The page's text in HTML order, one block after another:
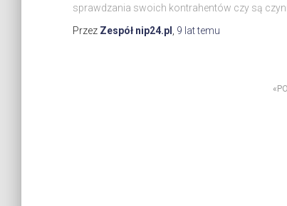
sprawdzania swoich kontrahentów czy są
Przez Zespół nip24.pl 9 lattemu